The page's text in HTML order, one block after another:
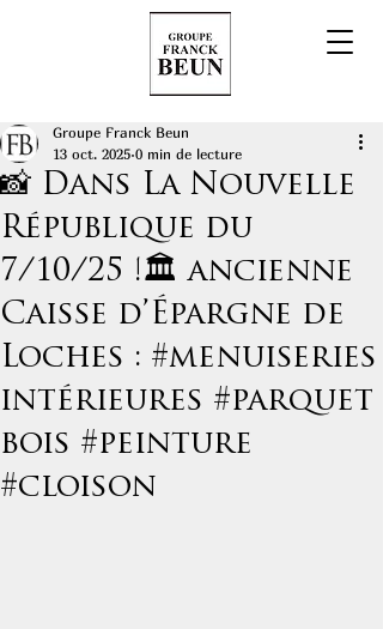
📸 Dans La Nouvelle
République du
7/10/25 !🏛️ ancienne
Caisse d’Épargne de
Loches : #menuiseries
intérieures #parquet
bois #peinture
#cloison
Groupe Franck Beun
13 oct. 2025 0 min de lecture